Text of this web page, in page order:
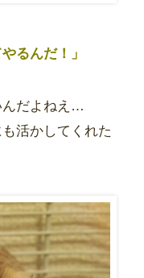
るんだ！」
んだよねえ…
活かしてくれた